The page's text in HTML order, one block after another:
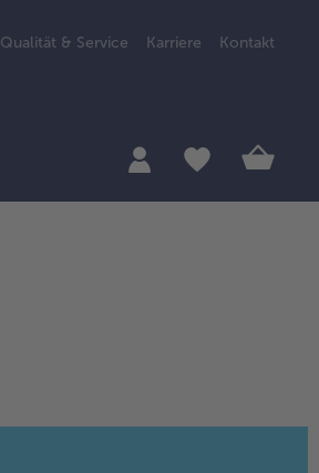
Qualität & Service Karriere Kontakt